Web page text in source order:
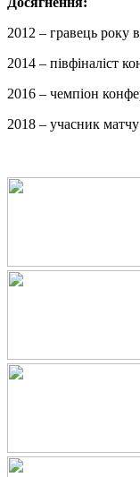
2012 – гравець року
2014 – півфіналіст
2016 – чемпіон
2018 – учасник